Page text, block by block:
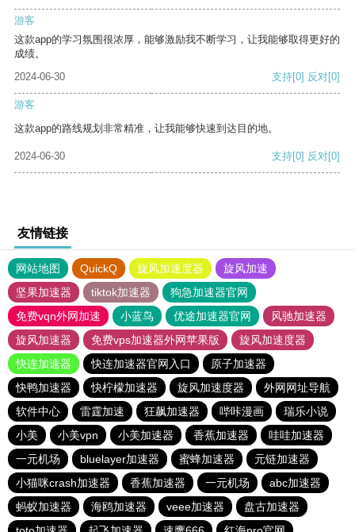
游客
这款app的学习氛围很浓厚，能够激励我不断学习，让我能够取得更好的
成绩。
2024-06-30
支持[0] 反对[0]
游客
这款app的路线规划非常精准，让我能够快速到达目的地。
2024-06-30 支持[0] 反对[0]
友情链接
网站地图 QuickQ 旋风加速度器
旋风加速
坚果加速器
tiktok加速器
狗急加速器官网
免费vqn外网加速
小蓝鸟 优途加速器官网
风驰加速器
旋风加速器
免费vps加速器外网苹果版
旋风加速度器
快连加速器
快连加速器官网入口
原子加速器
快鸭加速器
快柠檬加速器 旋风加速度器
外网网址导航
软件中心
雷霆加速 狂飙加速器 哔咔漫画
瑞乐小说
小美
小美vpn 小美加速器 香蕉加速器
哇哇加速器
一元机场
bluelayer加速器 蜜蜂加速器
元链加速器
小猫咪crash加速器
香蕉加速器 一元机场
abc加速器
蚂蚁加速器
海鸥加速器 veee加速器
盘古加速器